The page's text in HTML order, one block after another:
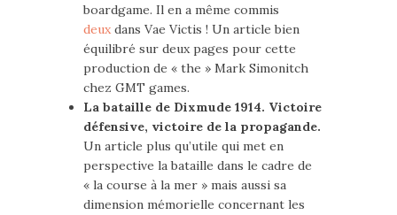
boardgame. Il en a même commis
deux dans Vae Victis ! Un article bien
équilibré sur deux pages pour cette
production de « the » Mark Simonitch
chez GMT games.
La bataille de Dixmude 1914. Victoire
défensive, victoire de la propagande.
Un article plus qu’utile qui met en
perspective la bataille dans le cadre de
« la course à la mer » mais aussi sa
dimension mémorielle concernant les